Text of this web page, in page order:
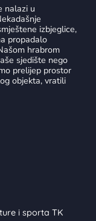
nalazi u
izbjeglice,
propadalo
hrabrom
sjedište nego
prelijep prostor
objekta, vratili
i sporta TK